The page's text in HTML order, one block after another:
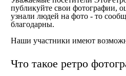
публикуйте свои фотографии,
узнали людей на фото - то
благодарны.
Наши участники имеют
Что такое ретро